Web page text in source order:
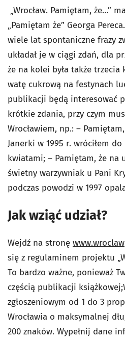
„Wrocław. Pamiętam, że…”
„Pamiętam że” Georga
wiele lat spontaniczne frazy
układał je w ciągi zdań, dla
że na kolei była także trzecia
watę cukrową na festynach
publikacji będą interesować
krótkie zdania, przy czym
Wrocławiem, np.: –
Janerki w 1995 r. wróciłem
kwiatami; – Pamiętam, że na
świetny warzywniak u Pani
podczas powodzi w 1997
Jak wziąć udział?
Wejdź na stronę
się z regulaminem projektu
To bardzo ważne, ponieważ
częścią publikacji
zgłoszeniowym od 1 do 3
Wrocławia o maksymalnej
200 znaków. Wypełnij dane